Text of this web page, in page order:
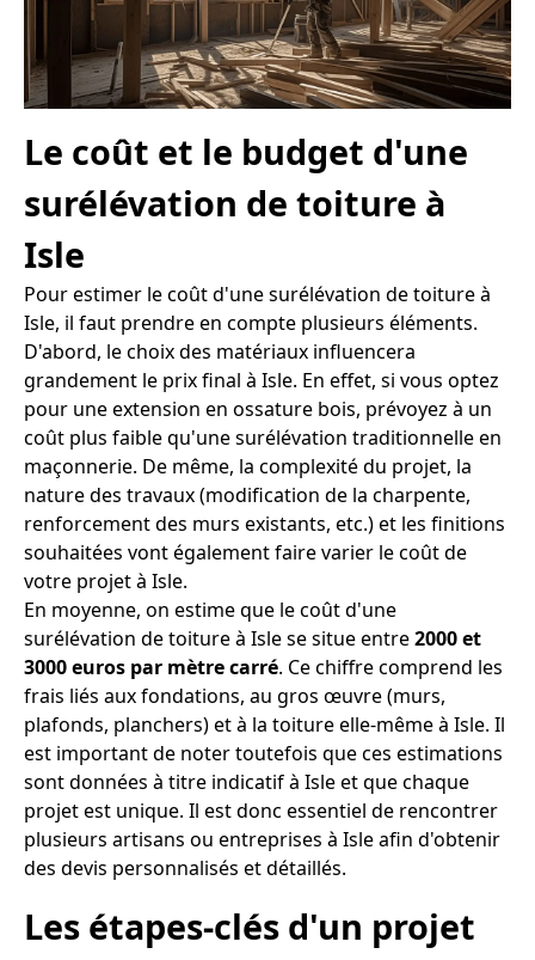
Le coût et le budget d'une
surélévation de toiture à
Isle
Pour estimer le coût d'une surélévation de toiture à
Isle, il faut prendre en compte plusieurs éléments.
D'abord, le choix des matériaux influencera
grandement le prix final à Isle. En effet, si vous optez
pour une extension en ossature bois, prévoyez à un
coût plus faible qu'une surélévation traditionnelle en
maçonnerie. De même, la complexité du projet, la
nature des travaux (modification de la charpente,
renforcement des murs existants, etc.) et les finitions
souhaitées vont également faire varier le coût de
votre projet à Isle.
En moyenne, on estime que le coût d'une
surélévation de toiture à Isle se situe entre2000 et
3000 euros par mètre carré. Ce chiffre comprend les
frais liés aux fondations, au gros œuvre (murs,
plafonds, planchers) et à la toiture elle-même à Isle. Il
est important de noter toutefois que ces estimations
sont données à titre indicatif à Isle et que chaque
projet est unique. Il est donc essentiel de rencontrer
plusieurs artisans ou entreprises à Isle afin d'obtenir
des devis personnalisés et détaillés.
Les étapes-clés d'un projet